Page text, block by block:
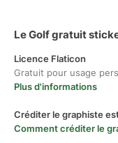
Le Golf gratuit
Licence Flaticon
Gratuit pour usage
Plus d'informations
Créditer le graphiste
Comment créditer le